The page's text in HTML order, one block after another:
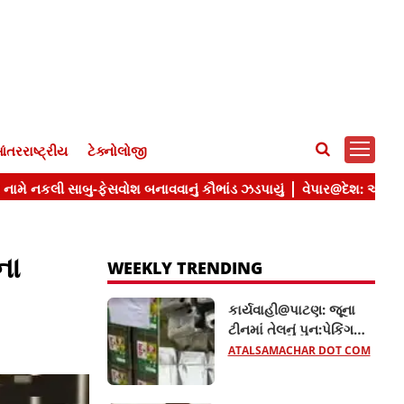
ટેક્નોલોજી
WEEKLY TRENDING
કાર્યવાહી@પાટણ: જૂના
ટીનમાં તેલનું પુન:પેકિંગ
કરતી 2 પેઢીઓ ઝડપાઈ,
ATALSAMACHAR DOT COM